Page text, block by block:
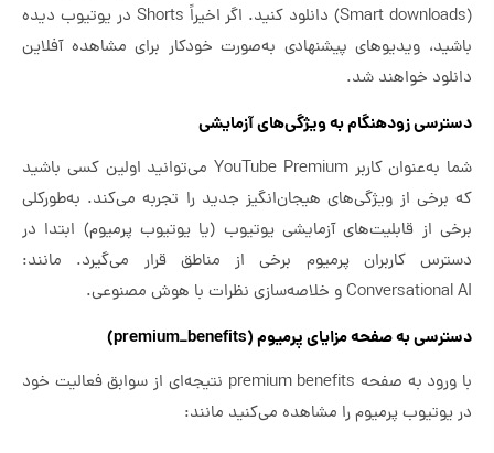
(Smart downloads) دانلود کنید. اگر اخیراً Shorts در یوتیوب دیده
باشید، ویدیوهای پیشنهادی به‌صورت خودکار برای مشاهده آفلاین
دانلود خواهند شد.
دسترسی زودهنگام به ویژگی‌های آزمایشی
شما به‌عنوان کاربر YouTube Premium می‌توانید اولین کسی باشید
که برخی از ویژگی‌های هیجان‌انگیز جدید را تجربه می‌کند. به‌طورکلی
برخی از قابلیت‌های آزمایشی یوتیوب (یا یوتیوب پرمیوم) ابتدا در
دسترس کاربران پرمیوم برخی از مناطق قرار می‌گیرد. مانند:
Conversational AI و خلاصه‌سازی نظرات با هوش مصنوعی.
دسترسی به صفحه مزایای پرمیوم (premium_benefits)
با ورود به صفحه premium benefits نتیجه‌ای از سوابق فعالیت خود
در یوتیوب پرمیوم را مشاهده می‌کنید مانند: